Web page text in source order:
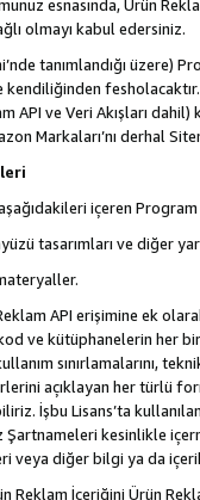
esnasında, Ürün
olmayı kabul edersiniz.
tanımlandığı üzere)
API ve Veri Akışları
Markaları’nı derhal
içeren
tasarımları ve diğer
API erişimine ek
ve kütüphanelerin her
sınırlamalarını,
açıklayan her türlü
İşbu Lisans’ta
kesinlikle
veya diğer bilgi ya da
Reklam İçeriğini Ürün